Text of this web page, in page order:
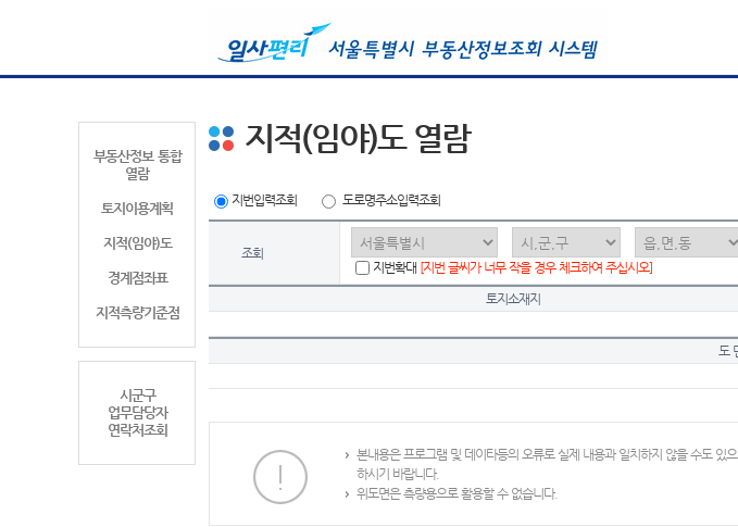
부동산정보 통합
열람
토지이용계획
지적(임야)도
경계점좌표
지적측량기준점
시군구
업무담당자
연락처조회
지적(임야)도 열람
지번입력조회 도로명주소입력조회
조회
지번확대 [지번 글씨가 너무 작을 경우 체크하여 주십시오]
토지소재지
도
본내용은 프로그램 및 데이타등의 오류로 실제 내용과 일치하지 않을 수도 있
하시기 바랍니다.
위도면은 측량용으로 활용할 수 없습니다.